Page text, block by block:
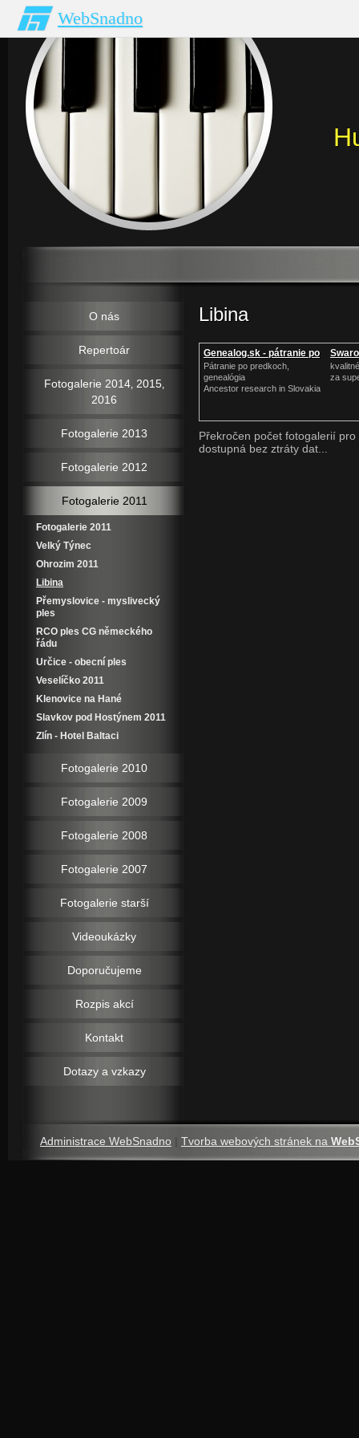
WebSnadno
Libina
Genealog.sk - pátranie po
Pátranie po predkoch,
genealógia
Ancestor research in Slovakia
za
Překročen počet fotogalerií
dostupná bez ztráty dat...
O nás
Repertoár
Fotogalerie 2014‚ 2015‚
2016
Fotogalerie 2013
Fotogalerie 2012
Fotogalerie 2011
Fotogalerie 2011
Velký Týnec
Ohrozim 2011
Libina
Přemyslovice - myslivecký
ples
RCO ples CG německého
řádu
Určice - obecní ples
Veselíčko 2011
Klenovice na Hané
Slavkov pod Hostýnem 2011
Zlín - Hotel Baltaci
Fotogalerie 2010
Fotogalerie 2009
Fotogalerie 2008
Fotogalerie 2007
Fotogalerie starší
Videoukázky
Doporučujeme
Rozpis akcí
Kontakt
Dotazy a vzkazy
Administrace WebSnadno | Tvorba webových stránek na